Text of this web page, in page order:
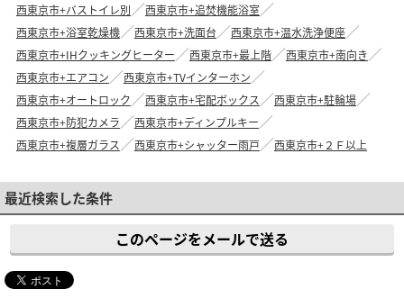
西東京市+バストイレ別
西東京市+追焚機能浴室
西東京市+浴室乾燥機
西東京市+洗面台
西東京市+温水洗浄便座
西東京市+IHクッキングヒーター
西東京市+最上階
西東京市+南向き
西東京市+エアコン
西東京市+TVインターホン
西東京市+オートロック
西東京市+宅配ボックス
西東京市+駐輪場
西東京市+防犯カメラ
西東京市+ディンプルキー
西東京市+複層ガラス
西東京市+シャッター雨戸 西東京市+２Ｆ以上
最近検索した条件
このページをメールで送る